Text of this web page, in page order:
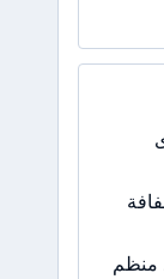
منظم